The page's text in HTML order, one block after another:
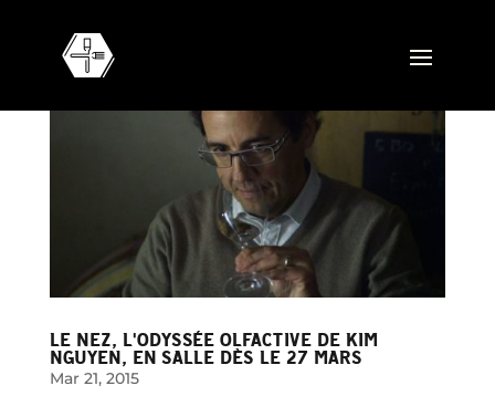
LE NEZ, L'ODYSSÉE OLFACTIVE DE KIM
NGUYEN, EN SALLE DÈS LE 27 MARS
Mar 21, 2015